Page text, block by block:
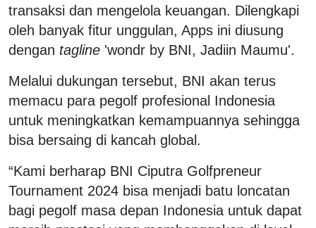
transaksi dan mengelola keuangan. Dilengkapi
oleh banyak fitur unggulan, Apps ini diusung
dengan tagline 'wondr by BNI, Jadiin Maumu'.
Melalui dukungan tersebut, BNI akan terus
memacu para pegolf profesional Indonesia
untuk meningkatkan kemampuannya sehingga
bisa bersaing di kancah global.
“Kami berharap BNI Ciputra Golfpreneur
Tournament 2024 bisa menjadi batu loncatan
bagi pegolf masa depan Indonesia untuk dapat